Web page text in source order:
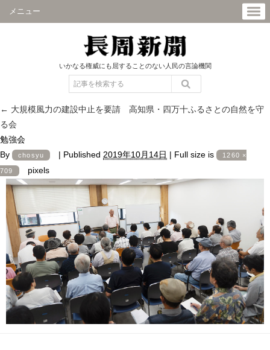
メニュー
いかなる権威にも屈することのない人民の言論機関
← 大規模風力の建設中止を要請 高知県・四万十ふるさとの自然を守
る会
勉強会
By
chosyu | Published 2019年10月14日 | Full size is 1260 ×
709 pixels